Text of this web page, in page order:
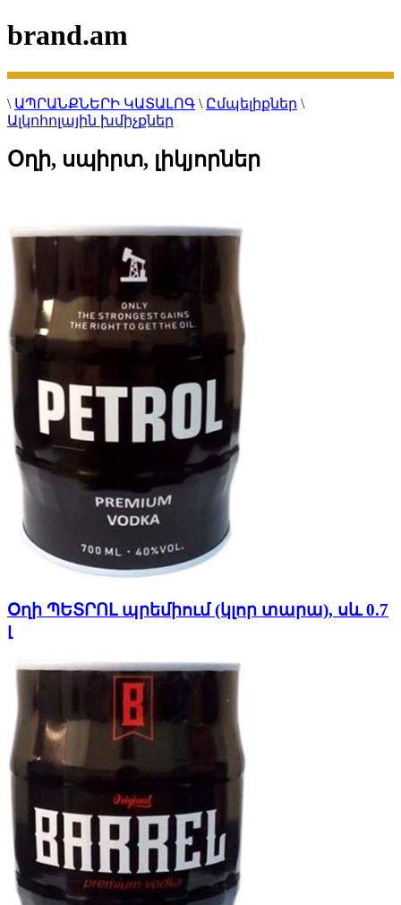
brand.am
\ ԱՊՐԱՆՔՆԵՐԻ ԿԱՏԱԼՈԳ \ Ըմպելիքներ \
Ալկոհոլային խմիչքներ
Օղի, սպիրտ, լիկյորներ
Օղի ՊԵՏՐՈԼ պրեմիում (կլոր տարա), սև 0.7
լ